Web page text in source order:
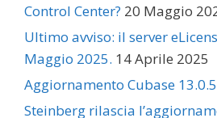
Control Center? 20 Maggio
Ultimo avviso: il server
Maggio 2025. 14 Aprile 2025
Aggiornamento Cubase
Steinberg rilascia